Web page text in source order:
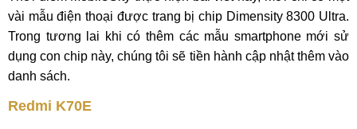
vài mẫu điện thoại được trang bị chip Dimensity 8300 Ultra.
Trong tương lai khi có thêm các mẫu smartphone mới sử
dụng con chip này, chúng tôi sẽ tiền hành cập nhật thêm vào
danh sách.
Redmi K70E